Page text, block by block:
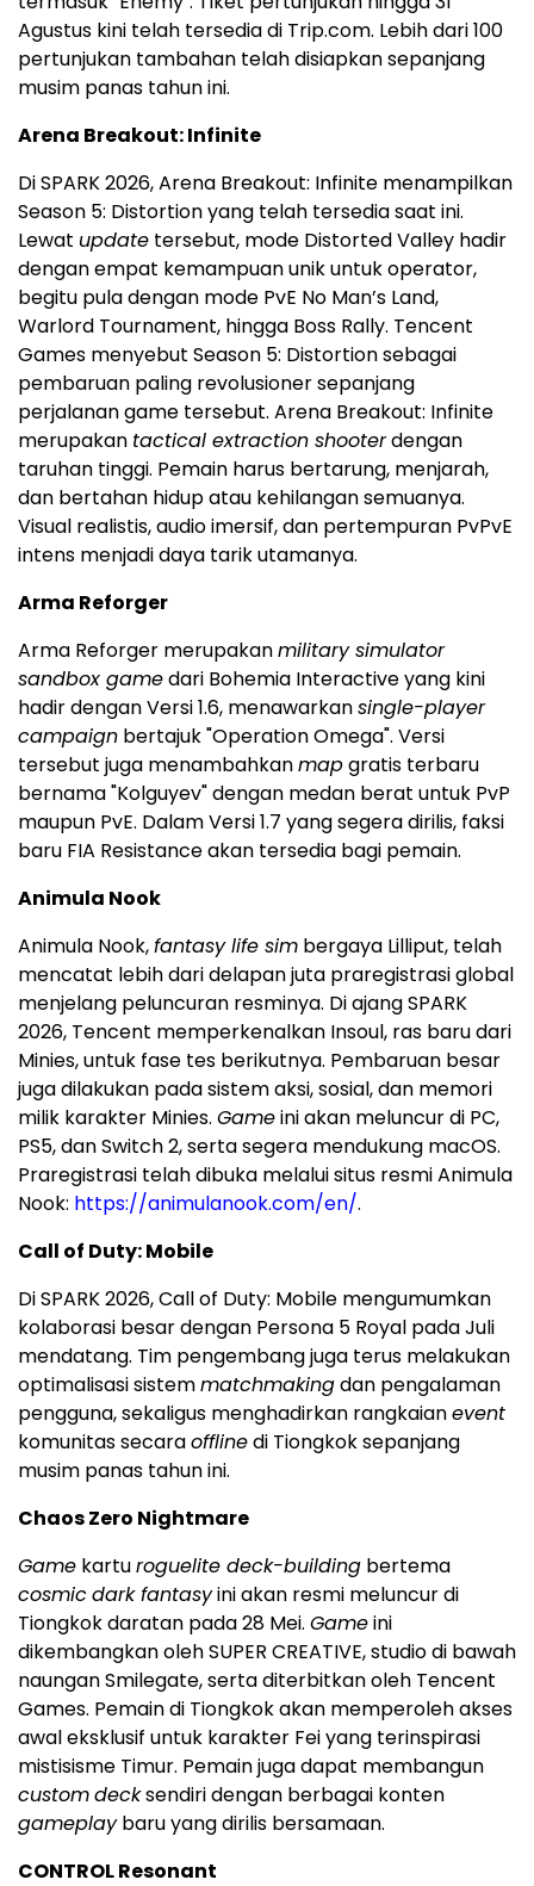
Agustus kini telah tersedia di Trip.com. Lebih dari 100
pertunjukan tambahan telah disiapkan sepanjang
musim panas tahun ini.
Arena Breakout: Infinite
Di SPARK 2026, Arena Breakout: Infinite menampilkan
Season 5: Distortion yang telah tersedia saat ini.
Lewat update tersebut, mode Distorted Valley hadir
dengan empat kemampuan unik untuk operator,
begitu pula dengan mode PvE No Man’s Land,
Warlord Tournament, hingga Boss Rally. Tencent
Games menyebut Season 5: Distortion sebagai
pembaruan paling revolusioner sepanjang
perjalanan game tersebut. Arena Breakout: Infinite
merupakan tactical extraction shooterdengan
taruhan tinggi. Pemain harus bertarung, menjarah,
dan bertahan hidup atau kehilangan semuanya.
Visual realistis, audio imersif, dan pertempuran PvPvE
intens menjadi daya tarik utamanya.
Arma Reforger
Arma Reforger merupakanmilitary simulator
sandbox gamedari Bohemia Interactive yang kini
hadir dengan Versi 1.6, menawarkansingle-player
campaign bertajuk "Operation Omega". Versi
tersebut juga menambahkanmapgratis terbaru
bernama "Kolguyev" dengan medan berat untuk PvP
maupun PvE. Dalam Versi 1.7 yang segera dirilis, faksi
baru FIA Resistance akan tersedia bagi pemain.
Animula Nook
Animula Nook,fantasy life sim bergaya Lilliput, telah
mencatat lebih dari delapan juta praregistrasi global
menjelang peluncuran resminya. Di ajang SPARK
2026, Tencent memperkenalkan Insoul, ras baru dari
Minies, untuk fase tes berikutnya. Pembaruan besar
juga dilakukan pada sistem aksi, sosial, dan memori
milik karakter Minies. Gameini akan meluncur di PC,
PS5, dan Switch 2, serta segera mendukung macOS.
Praregistrasi telah dibuka melalui situs resmi Animula
Nook: https://animulanook.com/en/.
Call of Duty: Mobile
Di SPARK 2026, Call of Duty: Mobile mengumumkan
kolaborasi besar dengan Persona 5 Royal pada Juli
mendatang. Tim pengembang juga terus melakukan
optimalisasi sistemmatchmakingdan pengalaman
pengguna, sekaligus menghadirkan rangkaianevent
komunitas secaraofflinedi Tiongkok sepanjang
musim panas tahun ini.
Chaos Zero Nightmare
Game karturoguelite deck-building bertema
cosmicdark fantasyini akan resmi meluncur di
Tiongkok daratan pada 28 Mei. Gameini
dikembangkan oleh SUPER CREATIVE, studio di bawah
naungan Smilegate, serta diterbitkan oleh Tencent
Games. Pemain di Tiongkok akan memperoleh akses
awal eksklusif untuk karakter Fei yang terinspirasi
mistisisme Timur. Pemain juga dapat membangun
customdecksendiri dengan berbagai konten
gameplaybaru yang dirilis bersamaan.
CONTROL Resonant